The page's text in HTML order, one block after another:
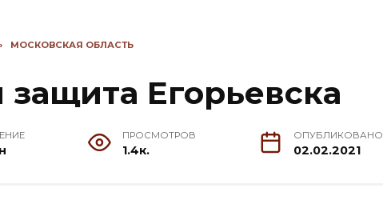
МОСКОВСКАЯ ОБЛАСТЬ
Егорьевска
ПРОСМОТРОВ
1.4к.
ОПУБЛИКОВАНО
02.02.2021